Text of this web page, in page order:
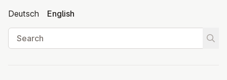
Deutsch
English
Search